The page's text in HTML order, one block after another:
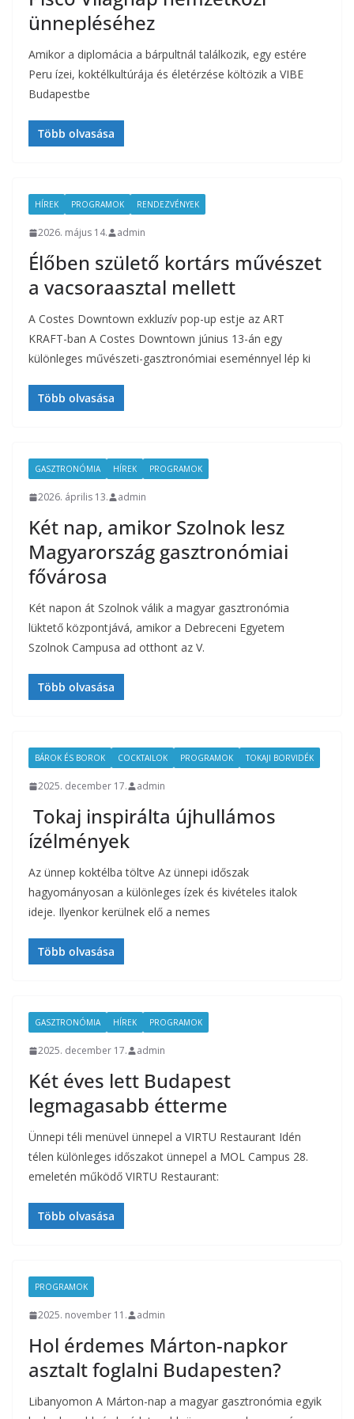
ünnepléséhez
Amikor a diplomácia a bárpultnál találkozik, egy estére
Peru ízei, koktélkultúrája és életérzése költözik a VIBE
Budapestbe
Több olvasása
HÍREK PROGRAMOK RENDEZVÉNYEK
2026. május 14. admin
Élőben születő kortárs művészet
a vacsoraasztal mellett
A Costes Downtown exkluzív pop-up estje az ART
KRAFT-ban A Costes Downtown június 13-án egy
különleges művészeti-gasztronómiai eseménnyel lép ki
Több olvasása
GASZTRONÓMIA HÍREK PROGRAMOK
2026. április 13. admin
Két nap, amikor Szolnok lesz
Magyarország gasztronómiai
fővárosa
Két napon át Szolnok válik a magyar gasztronómia
lüktető központjává, amikor a Debreceni Egyetem
Szolnok Campusa ad otthont az V.
Több olvasása
BÁROK ÉS BOROK COCKTAILOK PROGRAMOK TOKAJI BORVIDÉK
2025. december 17. admin
Tokaj inspirálta újhullámos
ízélmények
Az ünnep koktélba töltve Az ünnepi időszak
hagyományosan a különleges ízek és kivételes italok
ideje. Ilyenkor kerülnek elő a nemes
Több olvasása
GASZTRONÓMIA HÍREK PROGRAMOK
2025. december 17. admin
Két éves lett Budapest
legmagasabb étterme
Ünnepi téli menüvel ünnepel a VIRTU Restaurant Idén
télen különleges időszakot ünnepel a MOL Campus 28.
emeletén működő VIRTU Restaurant:
Több olvasása
PROGRAMOK
2025. november 11. admin
Hol érdemes Márton-napkor
asztalt foglalni Budapesten?
Libanyomon A Márton-nap a magyar gasztronómia egyik